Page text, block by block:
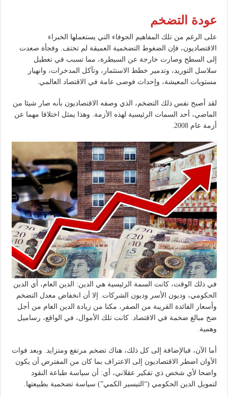
عودة التضخم
على الرغم من تلك المفاهيم الجوفاء التي يستعملها الخبراء
الاقتصاديون، فإن الضغوط التضخمية العميقة لم تختف. وفجأة صعدت
إلى السطح وصارت خارجة عن السيطرة، مما تسبب في تعطيل
سلاسل التوريد، وتدمير خطط الاستثمار، وتآكل المدخرات، وانهيار
مستويات المعيشة، وإحداث فوضى عامة في الاقتصاد العالمي.
لقد أصبح نفس ذلك التضخم، الذي وصفه الاقتصاديون بأنه صار شيئا من
الماضي، أحد السمات الرئيسية لهذه الأزمة. وهذا يمثل اختلافا مهما عن
أزمة عام 2008.
في ذلك الوقت، كانت السمة الرئيسية هي الدين: الدين العام، أي الدين
الحكومي، وديون الأسر وديون الشركات. إلا أن انخفاض معدل التضخم
وأسعار الفائدة القريبة من الصفر، مكنا من زيادة الدين العام من أجل
ضخ مبالغ ضخمة في الاقتصاد. كانت تلك الأموال، في الواقع، رساميل
وهمية.
أما الآن، فبالإضافة إلى كل ذلك، هناك تضخم مرتفع ومتزايد. وبعد فوات
الأوان اضطر الاقتصاديون إلى الاعتراف بما كان من المفترض أن يكون
واضحا لأي شخص ذي تفكير عقلاني، أي: أن سياسة طباعة النقود
لتمويل الدين الحكومي (“التيسير الكمي”) سياسة تضخمية بطبيعتها.